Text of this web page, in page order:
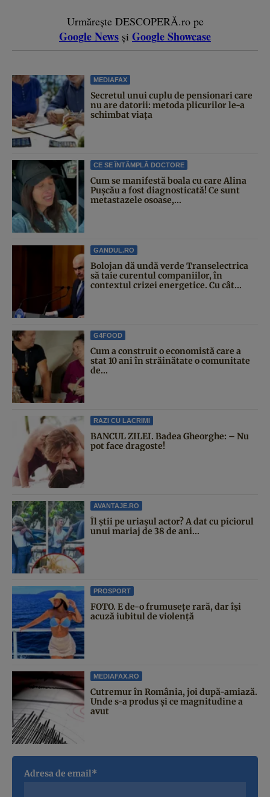
Urmărește DESCOPERĂ.ro pe
Google News și Google Showcase
MEDIAFAX
Secretul unui cuplu de pensionari care
nu are datorii: metoda plicurilor le-a
schimbat viața
CE SE ÎNTÂMPLĂ DOCTORE
Cum se manifestă boala cu care Alina
Pușcău a fost diagnosticată! Ce sunt
metastazele osoase,...
GANDUL.RO
Bolojan dă undă verde Transelectrica
să taie curentul companiilor, în
contextul crizei energetice. Cu cât...
G4FOOD
Cum a construit o economistă care a
stat 10 ani în străinătate o comunitate
de...
RAZI CU LACRIMI
BANCUL ZILEI. Badea Gheorghe: – Nu
pot face dragoste!
AVANTAJE.RO
Îl știi pe uriașul actor? A dat cu piciorul
unui mariaj de 38 de ani...
PROSPORT
FOTO. E de-o frumusețe rară, dar își
acuză iubitul de violență
MEDIAFAX.RO
Cutremur în România, joi după-amiază.
Unde s-a produs și ce magnitudine a
avut
Adresa de email*